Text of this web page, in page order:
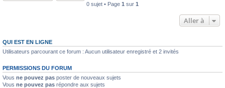
0 sujet • Page 1 sur 1
Aller à
QUI EST EN LIGNE
Utilisateurs parcourant ce forum : Aucun utilisateur enregistré et 2 invités
PERMISSIONS DU FORUM
Vous ne pouvez pas poster de nouveaux sujets
Vous ne pouvez pas répondre aux sujets